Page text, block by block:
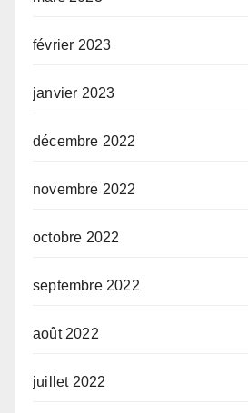
février 2023
janvier 2023
décembre 2022
novembre 2022
octobre 2022
septembre 2022
août 2022
juillet 2022